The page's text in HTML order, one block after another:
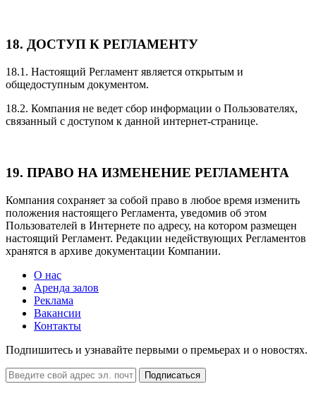
18. ДОСТУП К РЕГЛАМЕНТУ
18.1. Настоящий Регламент является открытым и
общедоступным документом.
18.2. Компания не ведет сбор информации о Пользователях,
связанный с доступом к данной интернет-странице.
19. ПРАВО НА ИЗМЕНЕНИЕ РЕГЛАМЕНТА
Компания сохраняет за собой право в любое время изменить
положения настоящего Регламента, уведомив об этом
Пользователей в Интернете по адресу, на котором размещен
настоящий Регламент. Редакции недействующих Регламентов
хранятся в архиве документации Компании.
О нас
Аренда залов
Реклама
Вакансии
Контакты
Подпишитесь и узнавайте первыми о премьерах и о новостях.
Подписаться